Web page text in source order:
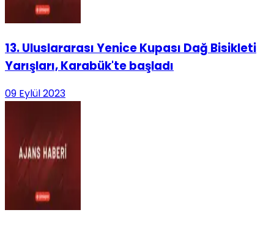
13. Uluslararası Yenice Kupası Dağ Bisikleti
Yarışları, Karabük'te başladı
09 Eylül 2023